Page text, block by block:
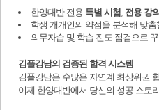
한양대반 전용 특별 시험 전용 강
학생 개개인의 약점을 분석해 맞
의무자습 및 학습 진도 점검으로
김플강남의 검증된 합격 시스템
김플강남은 수많은 자연계 최상위권
이제 한양대반에서 당신의 성공 스토